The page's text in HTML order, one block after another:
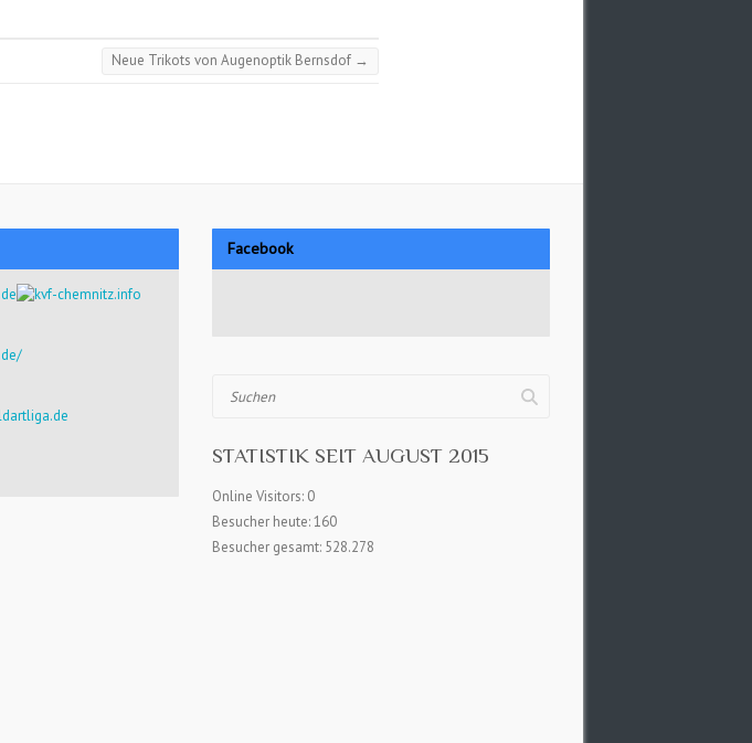
Neue Trikots von Augenoptik Bernsdof →
Facebook
STATISTIK SEIT AUGUST 2015
Online Visitors: 0
Besucher heute:160
Besucher gesamt: 528.278